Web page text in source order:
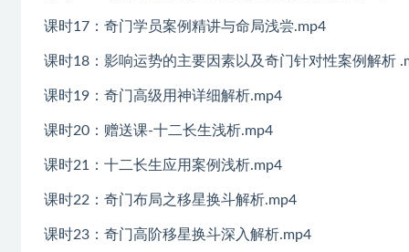
课时17：奇门学员案例精讲与命局浅尝.mp4
课时18：影响运势的主要因素以及奇门针对性案例解析
课时19：奇门高级用神详细解析.mp4
课时20：赠送课-十二长生浅析.mp4
课时21：十二长生应用案例浅析.mp4
课时22：奇门布局之移星换斗解析.mp4
课时23：奇门高阶移星换斗深入解析.mp4